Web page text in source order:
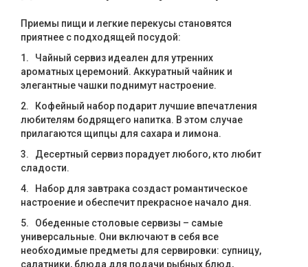
Приемы пищи и легкие перекусы становятся
приятнее с подходящей посудой:
1. Чайный сервиз идеален для утренних
ароматных церемоний. Аккуратный чайник и
элегантные чашки поднимут настроение.
2. Кофейный набор подарит лучшие впечатления
любителям бодрящего напитка. В этом случае
прилагаются щипцы для сахара и лимона.
3. Десертный сервиз порадует любого, кто любит
сладости.
4. Набор для завтрака создаст романтическое
настроение и обеспечит прекрасное начало дня.
5. Обеденные столовые сервизы – самые
универсальные. Они включают в себя все
необходимые предметы для сервировки: супницу,
салатники, блюда для подачи рыбных блюд,